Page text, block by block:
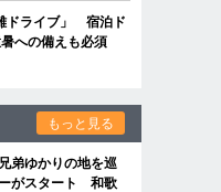
ドライブ」 宿泊ド
への備えも必須
もっと見る
弟ゆかりの地を巡
がスタート 和歌